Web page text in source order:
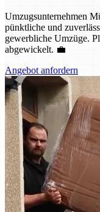
Umzugsunternehmen
pünktliche und
gewerbliche Umzüge.
abgewickelt. 💼
Angebot anfordern